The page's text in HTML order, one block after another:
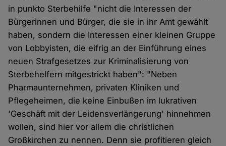
in punkto Sterbehilfe "nicht die Interessen der
Bürgerinnen und Bürger, die sie in ihr Amt gewählt
haben, sondern die Interessen einer kleinen Gruppe
von Lobbyisten, die eifrig an der Einführung eines
neuen Strafgesetzes zur Kriminalisierung von
Sterbehelfern mitgestrickt haben": "Neben
Pharmaunternehmen, privaten Kliniken und
Pflegeheimen, die keine Einbußen im lukrativen
'Geschäft mit der Leidensverlängerung' hinnehmen
wollen, sind hier vor allem die christlichen
Großkirchen zu nennen. Denn sie profitieren gleich